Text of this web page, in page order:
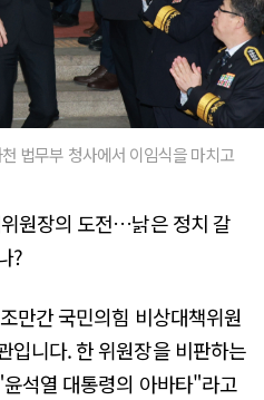
법무부 청사에서 이임식을 마치고
원장의 도전…낡은 정치 갈
?
만간 국민의힘 비상대책위원
입니다. 한 위원장을 비판하는
석열 대통령의 아바타"라고